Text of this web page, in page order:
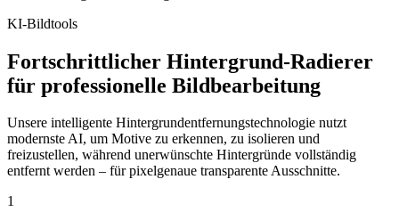
KI-Bildtools
Fortschrittlicher Hintergrund-Radierer
für professionelle Bildbearbeitung
Unsere intelligente Hintergrundentfernungstechnologie nutzt
modernste AI, um Motive zu erkennen, zu isolieren und
freizustellen, während unerwünschte Hintergründe vollständig
entfernt werden – für pixelgenaue transparente Ausschnitte.
1